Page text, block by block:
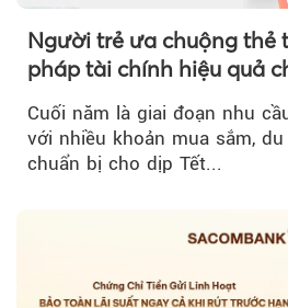
Người trẻ ưa chuộng thẻ
pháp tài chính hiệu quả
Cuối năm là giai đoạn nhu
với nhiều khoản mua sắm,
chuẩn bị cho dịp Tết...